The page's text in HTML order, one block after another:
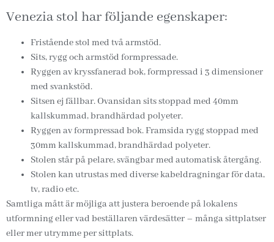
Venezia stol har följande egenskaper:
Fristående stol med två armstöd.
Sits, rygg och armstöd formpressade.
Ryggen av kryssfanerad bok, formpressad i 3 dimensioner
med svankstöd.
Sitsen ej fällbar. Ovansidan sits stoppad med 40mm
kallskummad, brandhärdad polyeter.
Ryggen av formpressad bok. Framsida rygg stoppad med
30mm kallskummad, brandhärdad polyeter.
Stolen står på pelare, svängbar med automatisk återgång.
Stolen kan utrustas med diverse kabeldragningar för data,
tv, radio etc.
Samtliga mått är möjliga att justera beroende på lokalens
utformning eller vad beställaren värdesätter – många sittplatser
eller mer utrymme per sittplats.